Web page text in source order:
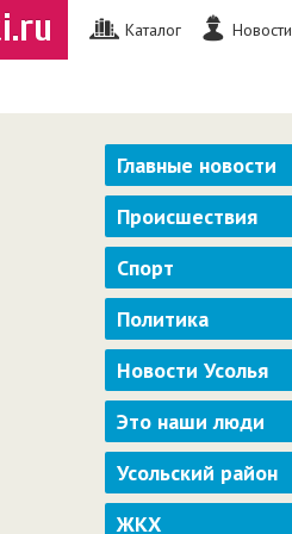
Каталог Новости
Главные новости
Происшествия
Спорт
Политика
Новости Усолья
Это наши люди
Усольский район
ЖКХ